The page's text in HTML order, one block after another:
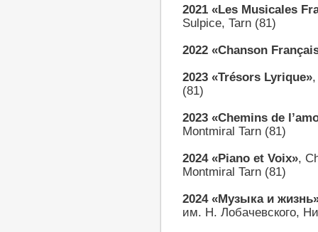
2021 «Les Musicales
Sulpice, Tarn (81)
2022 «Chanson
2023 «Trésors Lyrique»
(81)
2023 «Chemins de
Montmiral Tarn (81)
2024 «Piano et Voix»,
Montmiral Tarn (81)
2024 «Музыка и
им. Н. Лобачевского,